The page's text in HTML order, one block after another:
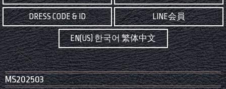
DRESS CODE & ID LINE会員
EN(US) 한국어 繁体中文
MS202503